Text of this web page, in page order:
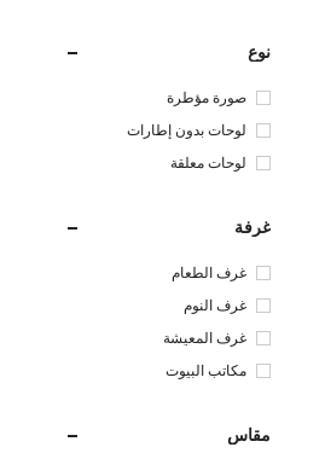
نوع
صورة مؤطرة
لوحات بدون إطارات
لوحات معلقة
غرفة
غرف الطعام
غرف النوم
غرف المعيشة
مكاتب البيوت
مقاس